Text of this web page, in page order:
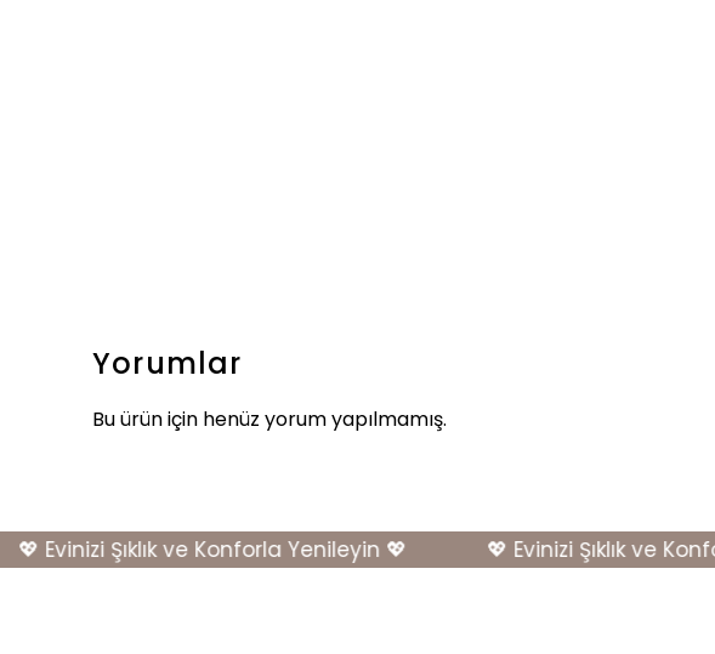
Yorumlar
Bu ürün için henüz yorum yapılmamış.
Şıklık ve Konforla Yenileyin 💖 💖 Evinizi Şıklık ve